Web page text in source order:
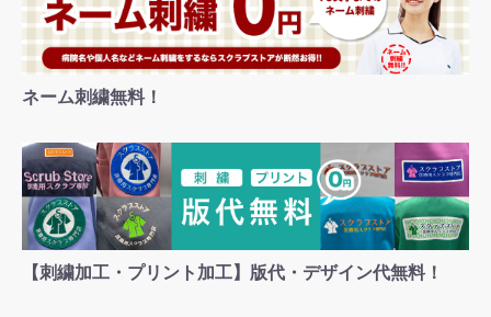
ネーム刺繍無料！
【刺繍加工・プリント加工】版代・デザイン代無料！